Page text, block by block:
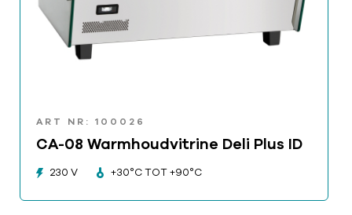
ART NR: 100026
CA-08 Warmhoudvitrine Deli Plus ID
230 V +30°C TOT +90°C